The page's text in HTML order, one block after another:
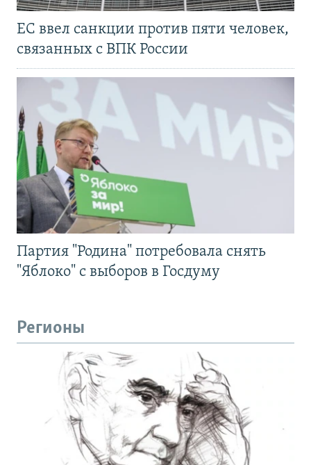
ЕС ввел санкции против пяти человек,
связанных с ВПК России
Партия "Родина" потребовала снять
"Яблоко" с выборов в Госдуму
Регионы